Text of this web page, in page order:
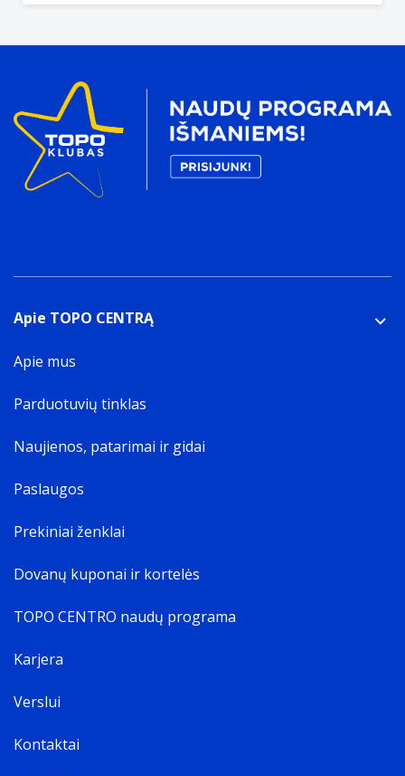
Apie TOPO CENTRĄ
Apie mus
Parduotuvių tinklas
Naujienos, patarimai ir gidai
Paslaugos
Prekiniai ženklai
Dovanų kuponai ir kortelės
TOPO CENTRO naudų programa
Karjera
Verslui
Kontaktai